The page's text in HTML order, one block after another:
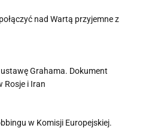
nad Wartą przyjemne z
ustawę Grahama. Dokument
Rosje i Iran
w Komisji Europejskiej.